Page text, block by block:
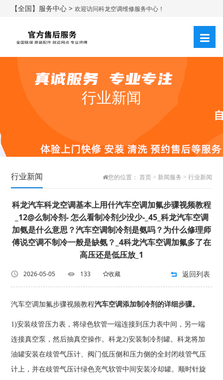
【全国】服务中心 >欢迎访问科龙空调维修服务中心！
行业新闻
行业新闻 您的位置： 首页> 新闻服务 > 行业新闻
科龙汽车科龙空调基本上用什汽车空调加氟步骤视频教程
_12@么制冷剂- 怎么看制冷剂少没少-_45_科龙汽车空调
加氨是什么意思？汽车空调制冷剂是氨吗？为什么修理师
傅说空调不制冷一般是缺氨？_4科龙汽车空调加氟多了在
高压还是低压放_1
2026-05-05 133 收藏 返回列表
汽车空调加氟步骤视频教程汽车空调添加制冷剂的详细步骤。
1)安装歧管压力表，将绿色软管一端连接到压力表中间，另一端
连接真空泵，然后抽真空操作。科龙2)安装制冷剂罐。科龙将加
油罐安装在歧管气压计、阀门低压侧和压力侧的全封闭歧管气压
计上，并在歧管气压计绿色充气软管中间安装冷却罐。顺时针旋